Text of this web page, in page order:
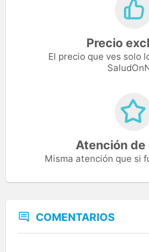
Precio
El precio que ves solo
Atención de
Misma atención que si
COMENTARIOS